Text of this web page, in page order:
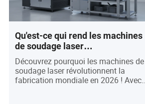
Qu'est-ce qui rend les machines
de soudage laser
révolutionnaires pour la
fabrication mondiale en 2026 ?
Découvrez pourquoi les machines de
soudage laser révolutionnent la
fabrication mondiale en 2026 ! Avec